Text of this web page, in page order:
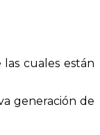
cuales están
generación de